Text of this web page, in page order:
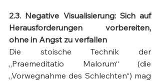
2.3. Negative Visualisierung: Sich auf
Herausforderungen vorbereiten,
ohne in Angst zu verfallen
Die stoische Technik der
„Praemeditatio Malorum“ (die
„Vorwegnahme des Schlechten“) mag